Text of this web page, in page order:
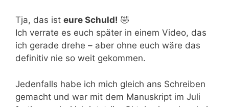
Tja, das ist eure Schuld! 🤣
Ich verrate es euch später in einem Video, das
ich gerade drehe – aber ohne euch wäre das
definitiv nie so weit gekommen.
Jedenfalls habe ich mich gleich ans Schreiben
gemacht und war mit dem Manuskript im Juli